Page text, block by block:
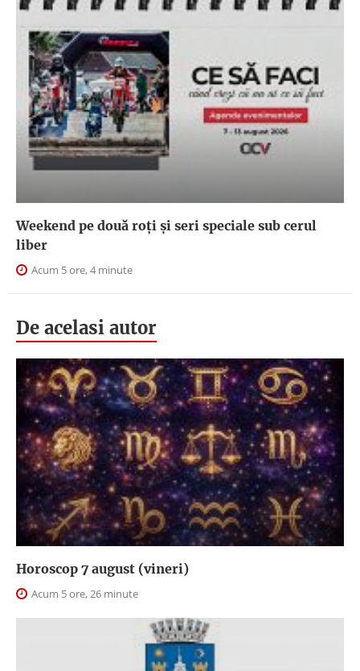
Weekend pe două roți și seri speciale sub cerul
liber
Acum 5 ore, 4 minute
De acelasi autor
Horoscop 7 august (vineri)
Acum 5 ore, 26 minute